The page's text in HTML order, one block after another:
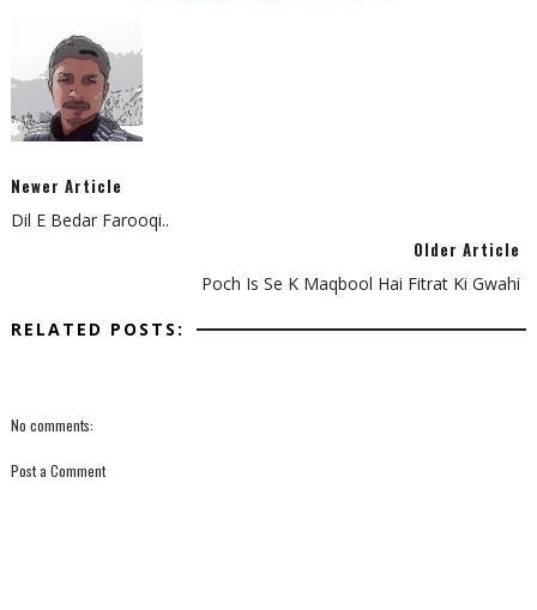
Newer Article
Dil E Bedar Farooqi..
Older Article
Poch Is Se K Maqbool Hai Fitrat Ki Gwahi
RELATED POSTS:
No comments:
Post a Comment